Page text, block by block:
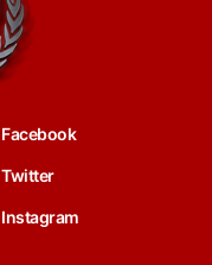
Facebook
Twitter
Instagram